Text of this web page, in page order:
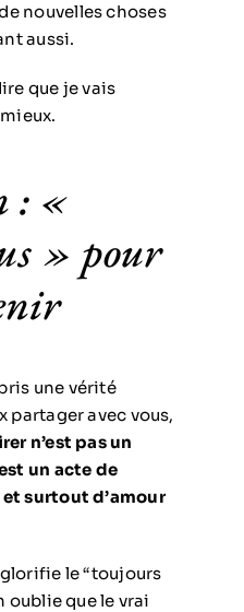
nouvelles choses
aussi.
que je vais
: «
» pour
une vérité
partager avec vous,
n’est pas un
un acte de
surtout d’amour
le “toujours
oublie que le vrai